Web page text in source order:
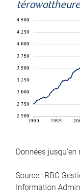
Données
Source : RBC
Information